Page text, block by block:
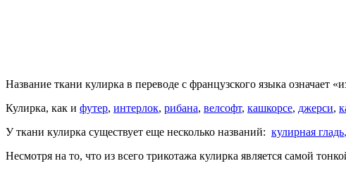
Название ткани кулирка в переводе с французского языка означает
Кулирка, как и футер, интерлок, рибана, велсофт, кашкорсе, джерси,
У ткани кулирка существует еще несколько названий: кулирная гладь,
Несмотря на то, что из всего трикотажа кулирка является самой